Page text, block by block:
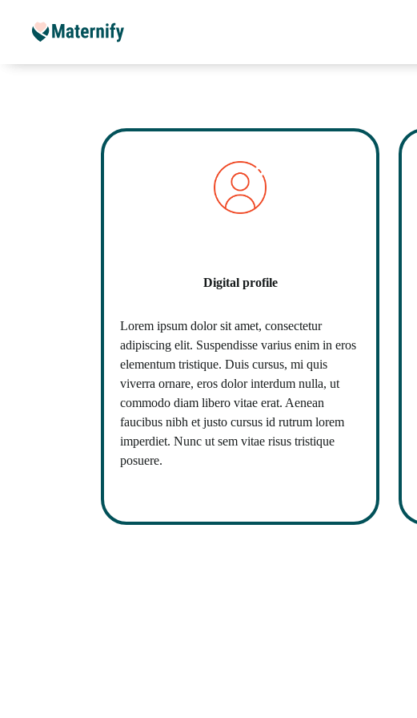
Digital profile
Lorem ipsum dolor sit amet, consectetur
adipiscing elit. Suspendisse varius enim in eros
elementum tristique. Duis cursus, mi quis
viverra ornare, eros dolor interdum nulla, ut
commodo diam libero vitae erat. Aenean
faucibus nibh et justo cursus id rutrum lorem
imperdiet. Nunc ut sem vitae risus tristique
posuere.